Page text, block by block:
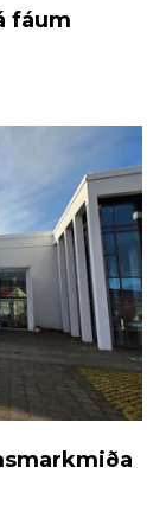
fáum